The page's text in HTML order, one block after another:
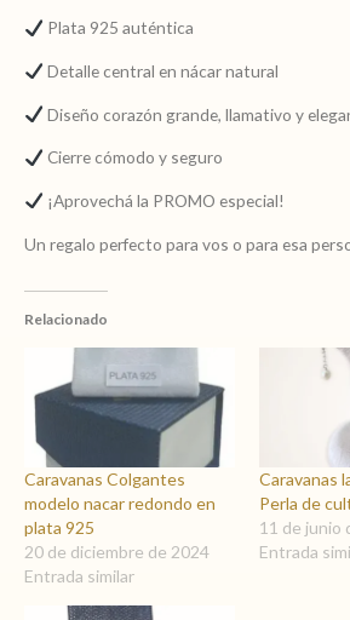
Plata 925 auténtica
Detalle central en nácar natural
Diseño corazón grande, llamativo y
Cierre cómodo y seguro
¡Aprovechá la PROMO especial!
Un regalo perfecto para vos o para esa
Relacionado
Caravanas Colgantes
modelo nacar redondo en
plata 925
20 de diciembre de 2024
Entrada similar
Caravanas
Perla de
11 de junio
Entrada